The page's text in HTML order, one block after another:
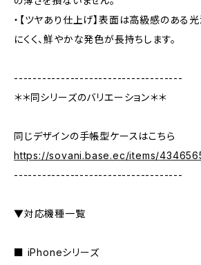
・【ツヤあり仕上げ】表面は高級感のある
にくく、鮮やかな発色が長持ちします。
------------------------------------
＊＊同シリーズのバリエーション＊＊
同じデザインの手帳型ケースはこちら
https://sovani.base.ec/items/
------------------------------------
▼対応機種一覧
■ iPhoneシリーズ